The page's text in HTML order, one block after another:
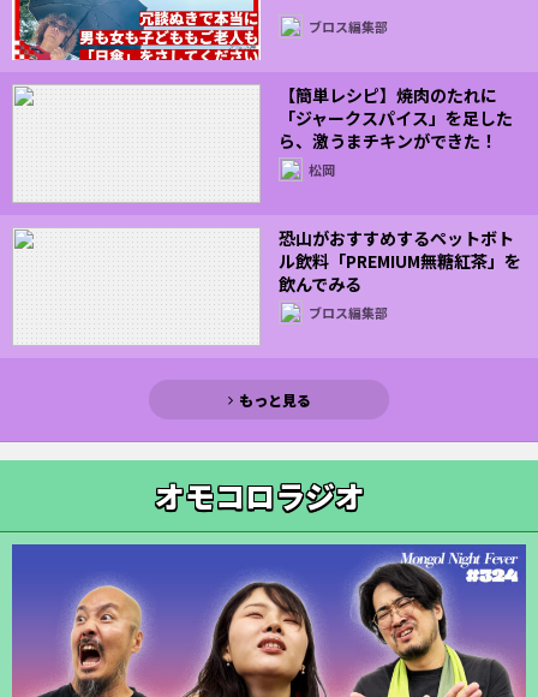
ブロス編集部
【簡単レシピ】焼肉のたれに
「ジャークスパイス」を足した
ら、激うまチキンができた！
（２）
松岡
恐山がおすすめするペットボト
ル飲料「PREMIUM無糖紅茶」を
飲んでみる
ブロス編集部
もっと見る
オモコロラジオ